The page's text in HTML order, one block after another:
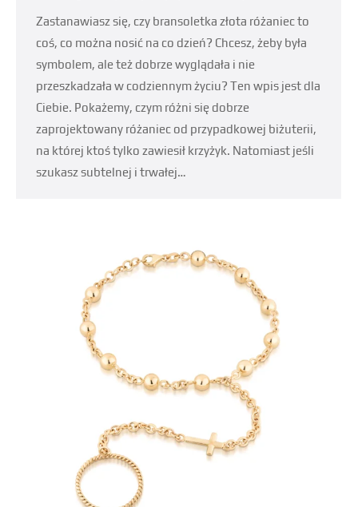
Zastanawiasz się, czy bransoletka złota różaniec to
coś, co można nosić na co dzień? Chcesz, żeby była
symbolem, ale też dobrze wyglądała i nie
przeszkadzała w codziennym życiu? Ten wpis jest dla
Ciebie. Pokażemy, czym różni się dobrze
zaprojektowany różaniec od przypadkowej biżuterii,
na której ktoś tylko zawiesił krzyżyk. Natomiast jeśli
szukasz subtelnej i trwałej…